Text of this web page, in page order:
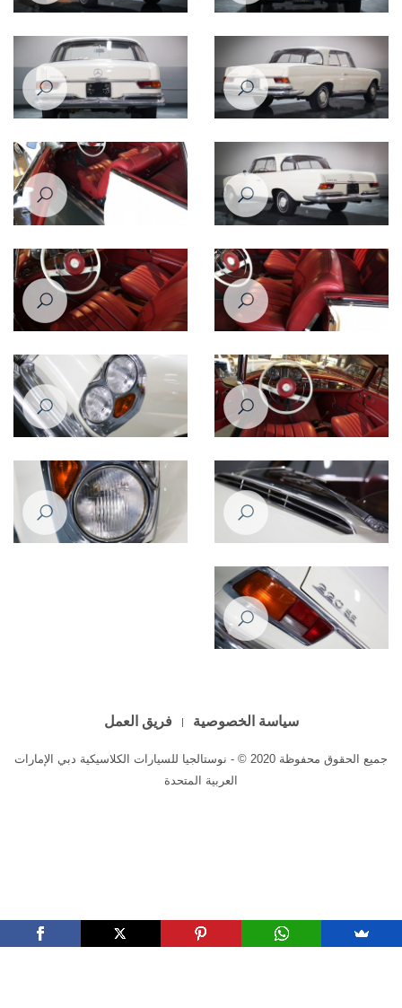
سياسة الخصوصية فريق العمل
جميع الحقوق محفوظة 2020 © - نوستالجيا للسيارات الكلاسيكية دبي الإمارات
العربية المتحدة